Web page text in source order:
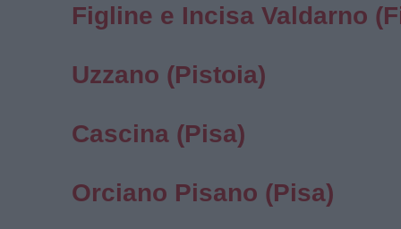
Figline e Incisa Valdarno
Uzzano (Pistoia)
Cascina (Pisa)
Orciano Pisano (Pisa)